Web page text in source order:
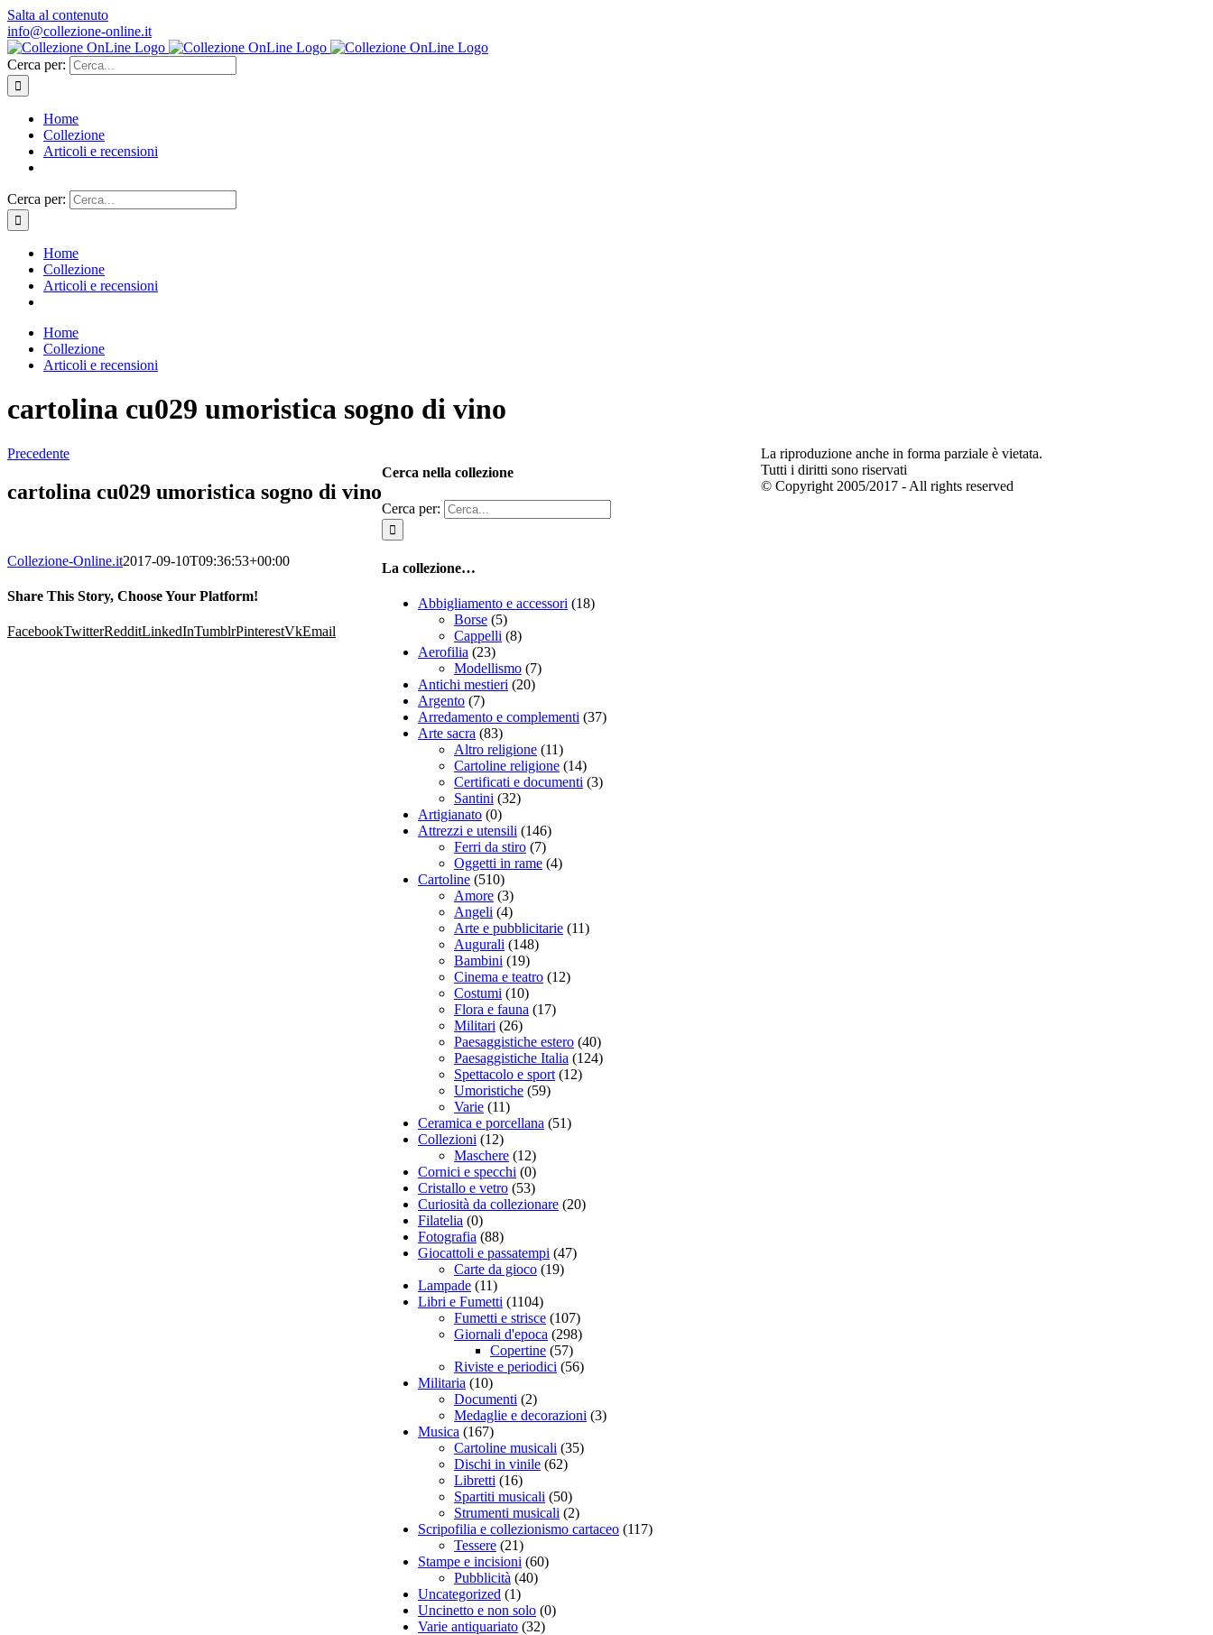
Salta al contenuto
info@collezione-online.it
Cerca per:
Home
Collezione
Articoli e recensioni
Cerca per:
Home
Collezione
Articoli e recensioni
Home
Collezione
Articoli e recensioni
cartolina cu029 umoristica sogno di vino
Precedente
cartolina cu029 umoristica sogno di vino
Collezione-Online.it2017-09-10T09:36:53+00:00
Share This Story, Choose Your Platform!
FacebookTwitterRedditLinkedInTumblrPinterestVkEmail
Cerca nella collezione
Cerca per:
La collezione…
Abbigliamento e accessori (18)
Borse (5)
Cappelli (8)
Aerofilia (23)
Modellismo (7)
Antichi mestieri (20)
Argento (7)
Arredamento e complementi (37)
Arte sacra (83)
Altro religione (11)
Cartoline religione (14)
Certificati e documenti (3)
Santini (32)
Artigianato (0)
Attrezzi e utensili (146)
Ferri da stiro (7)
Oggetti in rame (4)
Cartoline (510)
Amore (3)
Angeli (4)
Arte e pubblicitarie (11)
Augurali (148)
Bambini (19)
Cinema e teatro (12)
Costumi (10)
Flora e fauna (17)
Militari (26)
Paesaggistiche estero (40)
Paesaggistiche Italia (124)
Spettacolo e sport (12)
Umoristiche (59)
Varie (11)
Ceramica e porcellana (51)
Collezioni (12)
Maschere (12)
Cornici e specchi (0)
Cristallo e vetro (53)
Curiosità da collezionare (20)
Filatelia (0)
Fotografia (88)
Giocattoli e passatempi (47)
Carte da gioco (19)
Lampade (11)
Libri e Fumetti (1104)
Fumetti e strisce (107)
Giornali d'epoca (298)
Copertine (57)
Riviste e periodici (56)
Militaria (10)
Documenti (2)
Medaglie e decorazioni (3)
Musica (167)
Cartoline musicali (35)
Dischi in vinile (62)
Libretti (16)
Spartiti musicali (50)
Strumenti musicali (2)
Scripofilia e collezionismo cartaceo (117)
Tessere (21)
Stampe e incisioni (60)
Pubblicità (40)
Uncategorized (1)
Uncinetto e non solo (0)
Varie antiquariato (32)
La riproduzione anche in forma parziale è vietata.
Tutti i diritti sono riservati
© Copyright 2005/2017 - All rights reserved